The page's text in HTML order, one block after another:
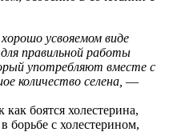
усвояемом виде
правильной работы
употребляют вместе с
количество селена, —
боятся холестерина,
борьбе с холестерином,